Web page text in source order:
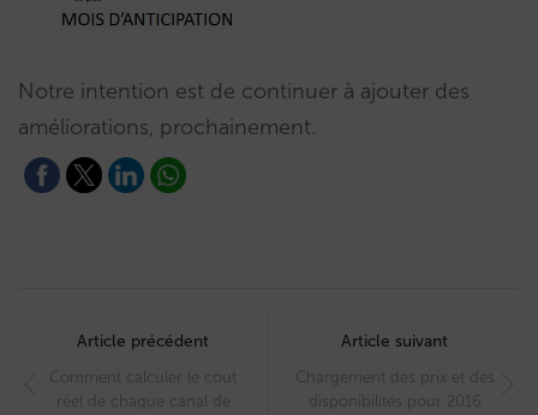
Notre intention est de continuer à ajouter des
améliorations, prochainement.
navigation
Article précédent
Comment calculer le cout
réel de chaque canal de
Article suivant
Chargement des prix et des
disponibilités pour 2016